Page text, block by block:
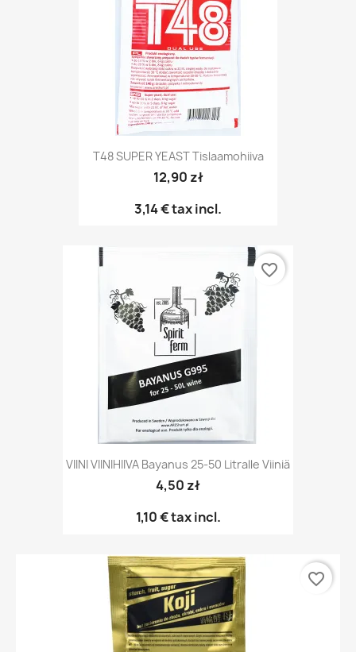
T48 SUPER YEAST Tislaamohiiva
12,90 zł
3,14 €tax incl.
VIINI VIINIHIIVA Bayanus 25-50 Litralle Viiniä
4,50 zł
1,10 €tax incl.
favorite_border
favorite_border